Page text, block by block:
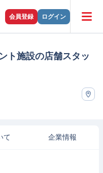
会員登録 ログイン
ト施設の店舗スタッ
て 企業情報